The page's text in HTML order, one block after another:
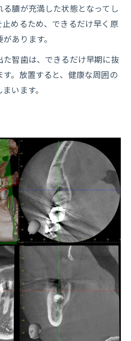
る膿が充満した状態となってし
めるため、できるだけ早く原
あります。
智歯は、できるだけ早期に抜
。放置すると、健康な周囲の
います。